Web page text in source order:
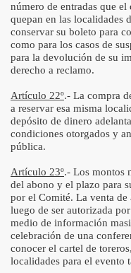
número de entradas que el
quepan en las localidades
conservar su boleto para
como para los casos de
para la devolución de su
derecho a reclamo.
Artículo 22º.- La compra
a reservar esa misma
depósito de dinero
condiciones otorgados y
pública.
Artículo 23º.- Los montos
del abono y el plazo para
por el Comité. La venta
luego de ser autorizada
medio de información
celebración de una
conocer el cartel de
localidades para el evento